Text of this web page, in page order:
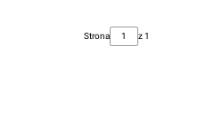
Strona z 1